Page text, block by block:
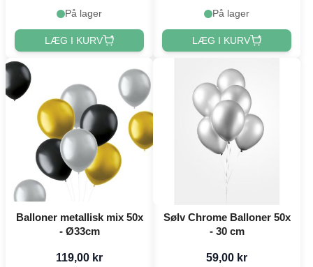
På lager
LÆG I KURV
På lager
LÆG I KURV
Balloner metallisk mix 50x
- Ø33cm
119,00 kr
Sølv Chrome Balloner 50x
- 30 cm
59,00 kr